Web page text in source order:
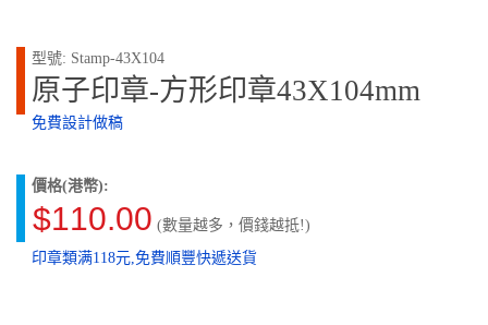
型號: Stamp-43X104
原子印章-方形印章43X104mm
免費設計做稿
價格(港幣):
$110.00 (數量越多，價錢越抵!)
印章類满118元,免費順豐快遞送貨